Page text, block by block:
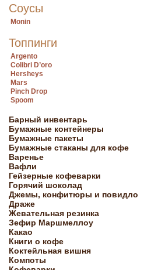
Соусы
Monin
Топпинги
Argento
Colibri D’oro
Hersheys
Mars
Pinch Drop
Spoom
Барный инвентарь
Бумажные контейнеры
Бумажные пакеты
Бумажные стаканы для кофе
Варенье
Вафли
Гейзерные кофеварки
Горячий шоколад
Джемы, конфитюры и повидло
Драже
Жевательная резинка
Зефир Маршмеллоу
Какао
Книги о кофе
Коктейльная вишня
Компоты